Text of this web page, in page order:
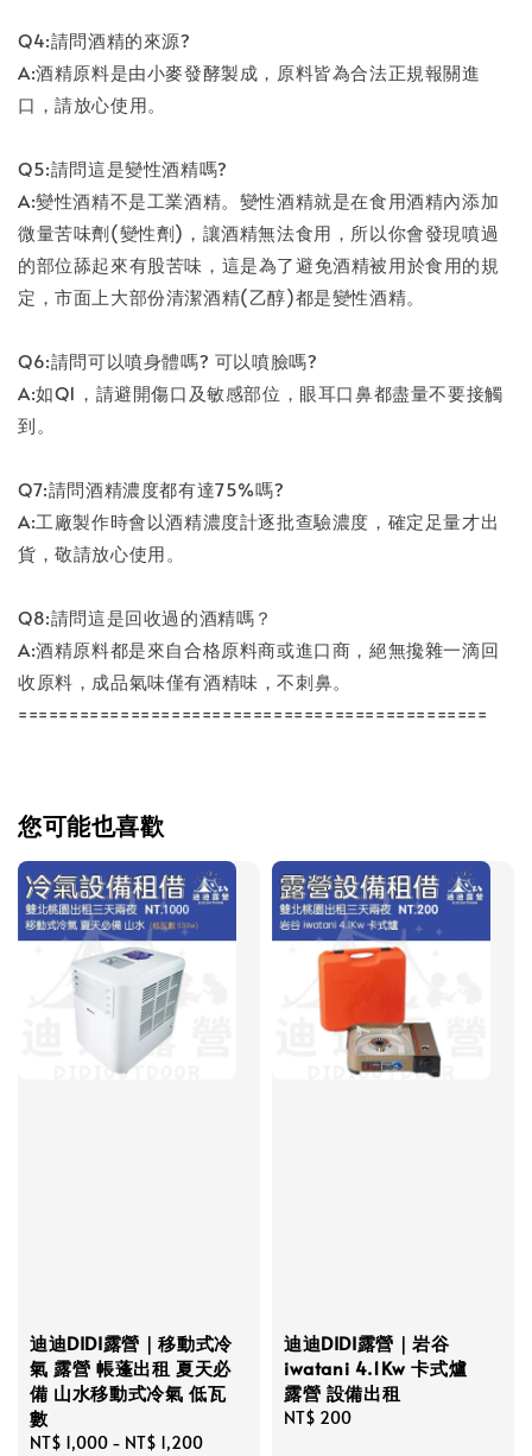
Q4:請問酒精的來源?
A:酒精原料是由小麥發酵製成，原料皆為合法正規報關進
口，請放心使用。
Q5:請問這是變性酒精嗎?
A:變性酒精不是工業酒精。變性酒精就是在食用酒精內添加
微量苦味劑(變性劑)，讓酒精無法食用，所以你會發現噴過
的部位舔起來有股苦味，這是為了避免酒精被用於食用的規
定，市面上大部份清潔酒精(乙醇)都是變性酒精。
Q6:請問可以噴身體嗎? 可以噴臉嗎?
A:如Q1，請避開傷口及敏感部位，眼耳口鼻都盡量不要接觸
到。
Q7:請問酒精濃度都有達75%嗎?
A:工廠製作時會以酒精濃度計逐批查驗濃度，確定足量才出
貨，敬請放心使用。
Q8:請問這是回收過的酒精嗎？
A:酒精原料都是來自合格原料商或進口商，絕無攙雜一滴回
收原料，成品氣味僅有酒精味，不刺鼻。
==============================================
您可能也喜歡
迪迪DIDI露營｜移動式冷
氣 露營 帳蓬出租 夏天必
備 山水移動式冷氣 低瓦
數
Regular
NT$ 1,000 - NT$ 1,200
迪迪DIDI露營｜岩谷
iwatani 4.1Kw 卡式爐
露營 設備出租
Regular
NT$ 200